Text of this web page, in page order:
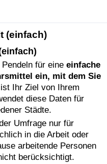
(einfach)
für eine einfache
ein, mit dem Sie
Ihr Ziel von Ihrem
diese Daten für
Städte.
Umfrage nur für
in die Arbeit oder
arbeitende Personen
berücksichtigt.
Land